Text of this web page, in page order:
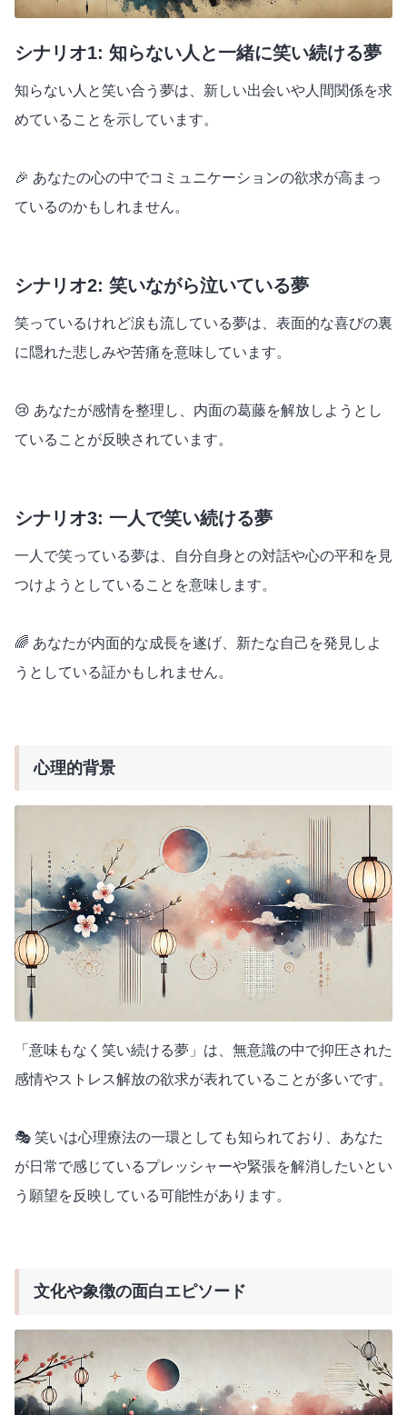
シナリオ1: 知らない人と一緒に笑い続ける夢
知らない人と笑い合う夢は、新しい出会いや人間関係を求
めていることを示しています。
🎉 あなたの心の中でコミュニケーションの欲求が高まっ
ているのかもしれません。
シナリオ2: 笑いながら泣いている夢
笑っているけれど涙も流している夢は、表面的な喜びの裏
に隠れた悲しみや苦痛を意味しています。
😢 あなたが感情を整理し、内面の葛藤を解放しようとし
ていることが反映されています。
シナリオ3: 一人で笑い続ける夢
一人で笑っている夢は、自分自身との対話や心の平和を見
つけようとしていることを意味します。
🌈 あなたが内面的な成長を遂げ、新たな自己を発見しよ
うとしている証かもしれません。
心理的背景
「意味もなく笑い続ける夢」は、無意識の中で抑圧された
感情やストレス解放の欲求が表れていることが多いです。
🎭 笑いは心理療法の一環としても知られており、あなた
が日常で感じているプレッシャーや緊張を解消したいとい
う願望を反映している可能性があります。
文化や象徴の面白エピソード